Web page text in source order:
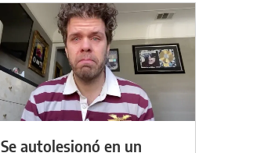
Se autolesionó en un